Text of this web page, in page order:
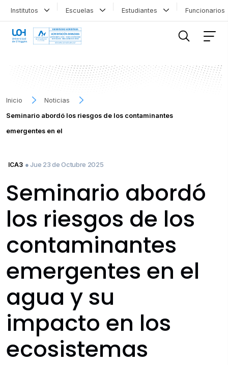
Institutos Escuelas Estudiantes
Inicio
Noticias
Seminario abordó los riesgos de los contaminantes
emergentes en el
ICA3 ● Jue 23 de Octubre 2025
Seminario abordó
los riesgos de los
contaminantes
emergentes en el
agua y su
impacto en los
ecosistemas